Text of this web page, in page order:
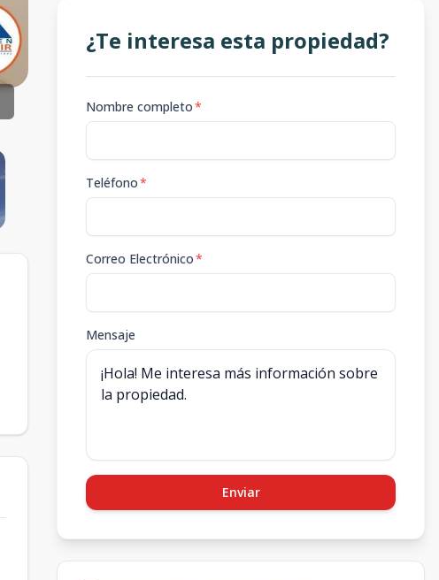
¿Te interesa esta propiedad?
Nombre completo*
Teléfono*
Correo Electrónico*
Mensaje
Enviar